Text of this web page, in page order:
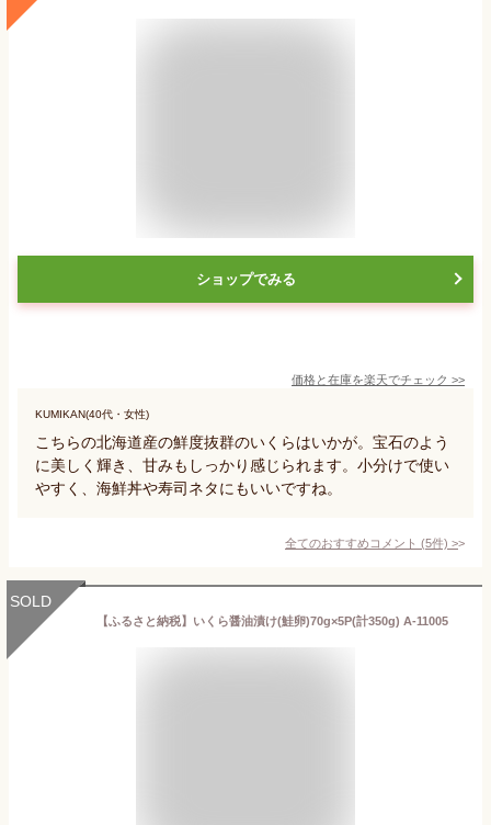
ショップでみる
価格と在庫を楽天でチェック >>
KUMIKAN(40代・女性)
こちらの北海道産の鮮度抜群のいくらはいかが。宝石のよう
に美しく輝き、甘みもしっかり感じられます。小分けで使い
やすく、海鮮丼や寿司ネタにもいいですね。
全てのおすすめコメント (5件) >
SOLD
【ふるさと納税】いくら醤油漬け(鮭卵)70g×5P(計350g) A-11005